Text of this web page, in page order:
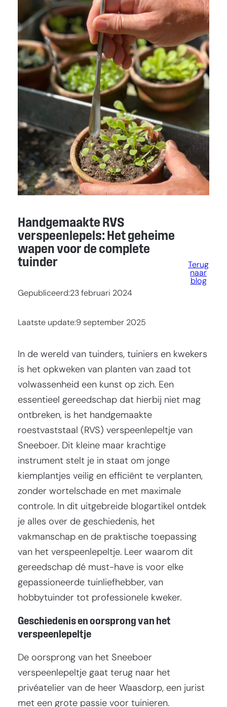
Handgemaakte RVS
verspeenlepels: Het geheime
wapen voor de complete
tuinder
Gepubliceerd:23 februari 2024
Laatste update:9 september 2025
Terug
naar
blog
In de wereld van tuinders, tuiniers en kwekers
is het opkweken van planten van zaad tot
volwassenheid een kunst op zich. Een
essentieel gereedschap dat hierbij niet mag
ontbreken, is het handgemaakte
roestvaststaal (RVS) verspeenlepeltje van
Sneeboer. Dit kleine maar krachtige
instrument stelt je in staat om jonge
kiemplantjes veilig en efficiënt te verplanten,
zonder wortelschade en met maximale
controle. In dit uitgebreide blogartikel ontdek
je alles over de geschiedenis, het
vakmanschap en de praktische toepassing
van het verspeenlepeltje. Leer waarom dit
gereedschap dé must-have is voor elke
gepassioneerde tuinliefhebber, van
hobbytuinder tot professionele kweker.
Geschiedenis en oorsprong van het
verspeenlepeltje
De oorsprong van het Sneeboer
verspeenlepeltje gaat terug naar het
privéatelier van de heer Waasdorp, een jurist
met een grote passie voor tuinieren.